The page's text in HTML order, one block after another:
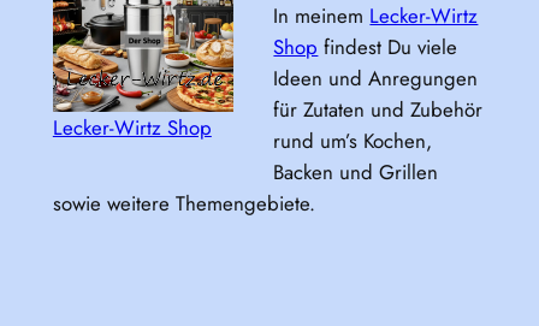
Lecker-Wirtz Shop
In meinem Lecker-Wirtz
Shop findest Du viele
Ideen und Anregungen
für Zutaten und Zubehör
rund um’s Kochen,
Backen und Grillen
sowie weitere Themengebiete.